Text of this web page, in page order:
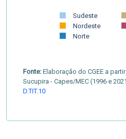
Sudeste
Nordeste
Norte
Fonte: Elaboração do CGEE a
Sucupira - Capes/MEC (1996 e
D.TIT.10